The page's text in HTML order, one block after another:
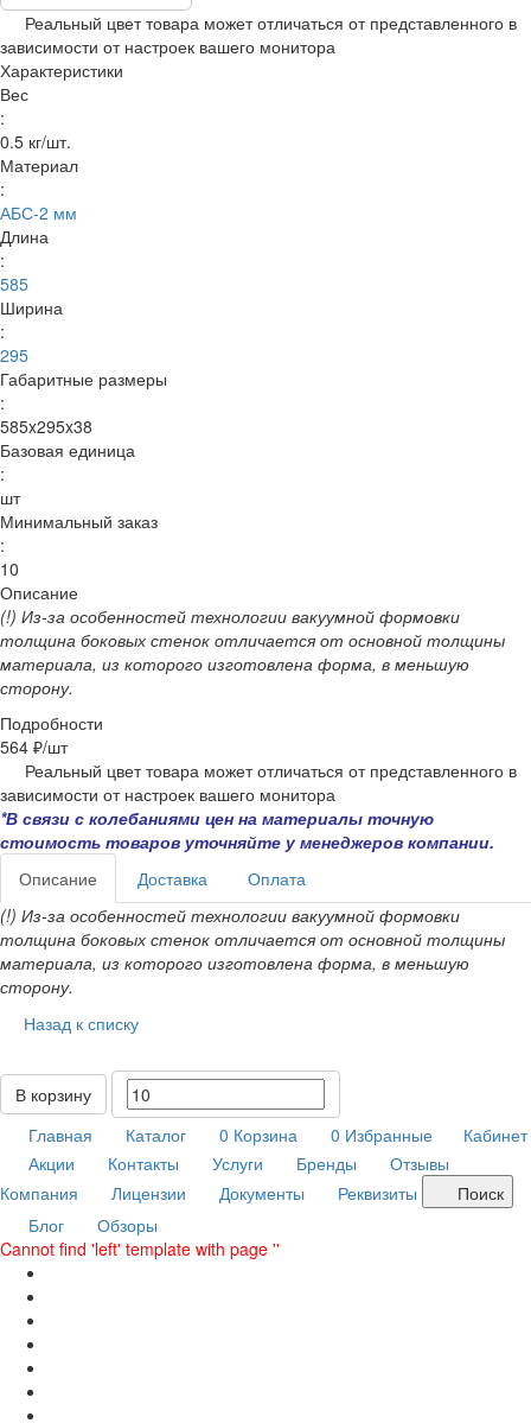
Реальный цвет товара может отличаться от представленного в
зависимости от настроек вашего монитора
Характеристики
Вес
:
0.5 кг/шт.
Материал
:
АБС-2 мм
Длина
:
585
Ширина
:
295
Габаритные размеры
:
585x295x38
Базовая единица
:
шт
Минимальный заказ
:
10
Описание
(!) Из-за особенностей технологии вакуумной формовки
толщина боковых стенок отличается от основной толщины
материала, из которого изготовлена форма, в меньшую
сторону.
Подробности
564 ₽/шт
Реальный цвет товара может отличаться от представленного в
зависимости от настроек вашего монитора
*В связи с колебаниями цен на материалы точную
стоимость товаров уточняйте у менеджеров компании.
Описание
Доставка
Оплата
(!) Из-за особенностей технологии вакуумной формовки
толщина боковых стенок отличается от основной толщины
материала, из которого изготовлена форма, в меньшую
сторону.
Назад к списку
В корзину
Главная
Каталог 0 Корзина 0 Избранные
Кабинет
Акции
Контакты Услуги Бренды
Отзывы
Компания
Лицензии Документы Реквизиты
Поиск
Блог
Обзоры
Cannot find 'left' template with page ''